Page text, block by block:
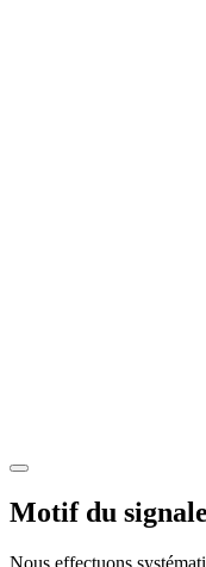
Motif du
Nous effectuons